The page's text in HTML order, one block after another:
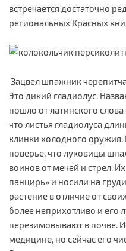
встречается достаточно
региональных Красных
Зацвел шпажник
Это дикий гладиолус.
пошло от латинского
что листья гладиолуса
клинки холодного оружия.
поверье, что луковицы
воинов от мечей и стрел.
панцирь» и носили на
растение в отличие от
более неприхотливо и его
перезимовывают в почве.
медицине, но сейчас его